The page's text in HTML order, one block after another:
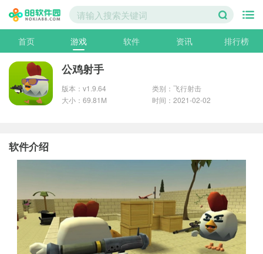
首页 游戏 软件 资讯 排行榜
公鸡射手
版本：v1.9.64
类别：飞行射击
大小：69.81M
时间：2021-02-02
软件介绍